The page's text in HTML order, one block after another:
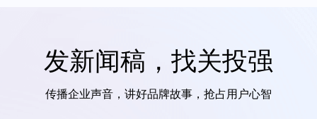
发新闻稿，找关投强
传播企业声音，讲好品牌故事，抢占用户心智